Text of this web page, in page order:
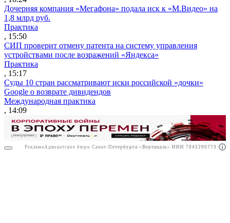
Реклама АО"Право.ру" ИНН: 7708095468
Дочерняя компания «Мегафона» подала иск к «М.Видео» на
1,8 млрд руб.
Практика
, 15:50
СИП проверит отмену патента на систему управления
устройствами после возражений «Яндекса»
Практика
, 15:17
Суды 10 стран рассматривают иски российской «дочки»
Google о возврате дивидендов
Международная практика
, 14:09
Реклама Адвокатское бюро Санкт-Петербурга «Вертикаль» ИНН 7841290773